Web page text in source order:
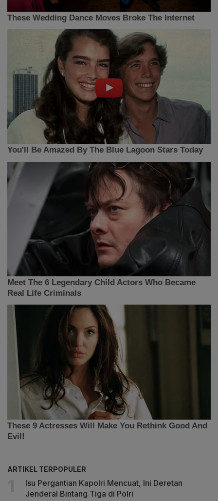
ARTIKEL TERPOPULER
Isu Pergantian Kapolri Mencuat, Ini Deretan
Jenderal Bintang Tiga di Polri